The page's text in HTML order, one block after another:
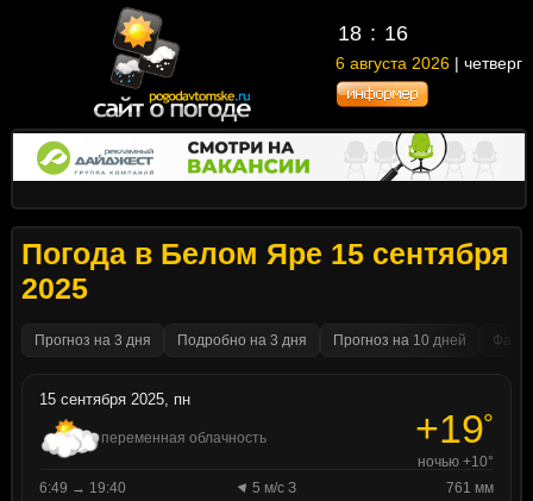
18 : 16
6 августа 2026 | четверг
Погода в Белом Яре 15 сентября
2025
Прогноз на 3 дня Подробно на 3 дня Прогноз на 10 дней
15 сентября 2025, пн
переменная облачность +19°
ночью +10°
6:49 → 19:40
5 м/с З
761 мм